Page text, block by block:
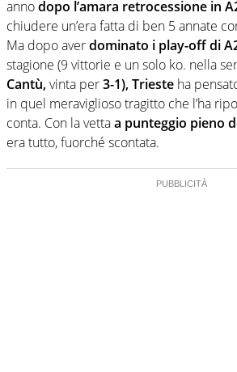
annodopo l’amara retrocessione in
chiudere un’era fatta di ben 5 annate
Ma dopo averdominato i play-off di
stagione (9 vittorie e un solo ko. nella
Cantù,vinta per3-1), Trieste ha
in quel meraviglioso tragitto che l’ha
conta. Con la vettaa punteggio pieno
era tutto, fuorché scontata.